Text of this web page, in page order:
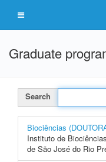
Graduate
Search
Biociências
Instituto de
de São José do Rio